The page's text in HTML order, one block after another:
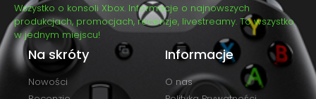
Wszystko o konsoli Xbox. Informacje o najnowszych
produkcjach, promocjach, recenzje, livestreamy. To wszystko
w jednym miejscu!
Na skróty
Nowości
Informacje
O nas